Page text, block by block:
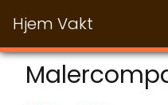
Hjem Vakt